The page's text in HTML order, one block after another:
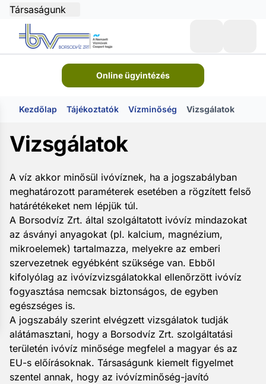
Társaságunk
Online ügyintézés
Kezdőlap Tájékoztatók Vízminőség Vizsgálatok
Vizsgálatok
A víz akkor minősül ivóvíznek, ha a jogszabályban
meghatározott paraméterek esetében a rögzített felső
határétékeket nem lépjük túl.
A Borsodvíz Zrt. által szolgáltatott ivóvíz mindazokat
az ásványi anyagokat (pl. kalcium, magnézium,
mikroelemek) tartalmazza, melyekre az emberi
szervezetnek egyébként szüksége van. Ebből
kifolyólag az ivóvízvizsgálatokkal ellenőrzött ivóvíz
fogyasztása nemcsak biztonságos, de egyben
egészséges is.
A jogszabály szerint elvégzett vizsgálatok tudják
alátámasztani, hogy a Borsodvíz Zrt. szolgáltatási
területén ivóvíz minősége megfelel a magyar és az
EU-s előírásoknak. Társaságunk kiemelt figyelmet
szentel annak, hogy az ivóvízminőség-javító